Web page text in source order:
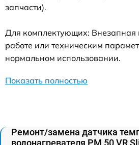
запчасти).
Для комплектующих: Внезапная
работе или техническим
нормальном использовании.
Показать полностью
Ремонт/замена датчика
водонагревателя PM 50 VR